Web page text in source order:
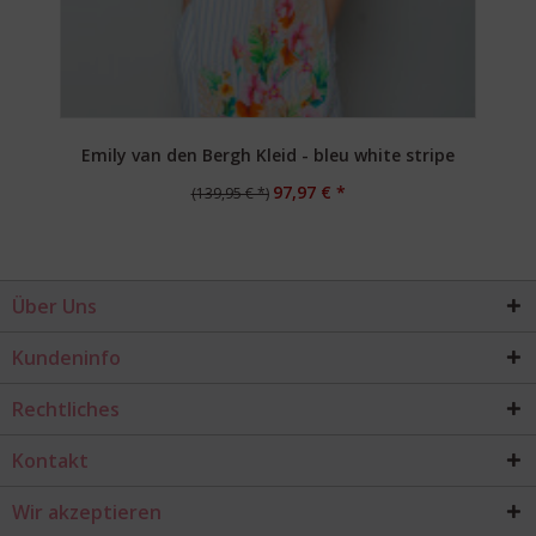
Emily van den Bergh Kleid - bleu white stripe
(139,95 € *) 97,97 € *
Über Uns
Kundeninfo
Rechtliches
Kontakt
Wir akzeptieren